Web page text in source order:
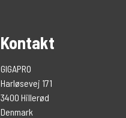
Kontakt
GIGAPRO
Harløsevej 171
3400 Hillerød
Denmark